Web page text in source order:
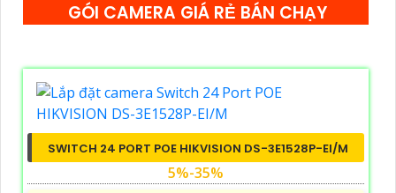
GÓI CAMERA GIÁ RẺ BÁN CHẠY
SWITCH 24 PORT POE HIKVISION DS-3E1528P-EI/M
5%-35%